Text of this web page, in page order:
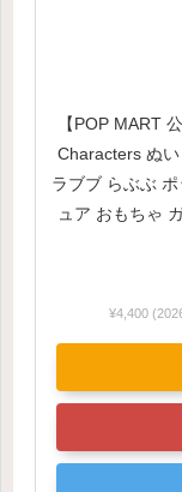
【POP MART
Characters ぬ
ラブブ らぶぶ
ュア おもちゃ
¥4,400